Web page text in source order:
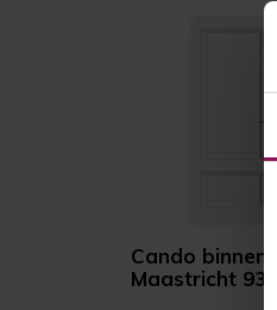
Cando
Maastricht